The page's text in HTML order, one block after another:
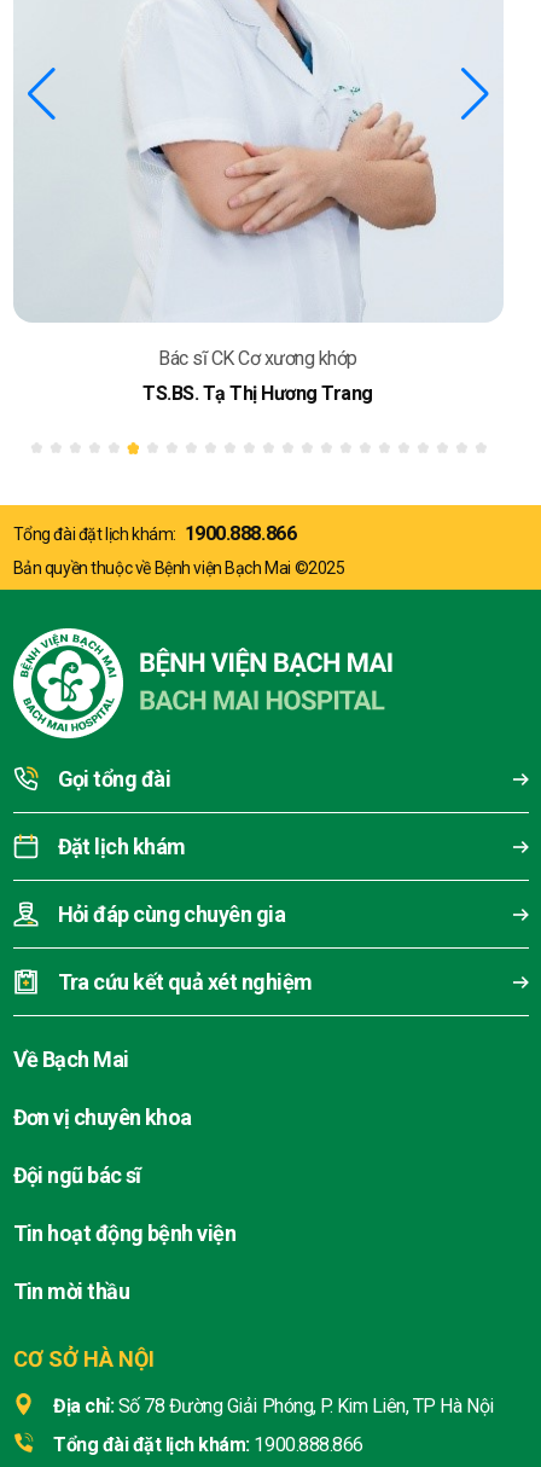
Bác sĩ CK Cơ xương khớp
TS.BS. Tạ Thị Hương Trang
Tổng đài đặt lịch khám: 1900.888.866
Bản quyền thuộc về Bệnh viện Bạch Mai ©2025
CƠ SỞ HÀ NỘI
Địa chỉ: Số 78 Đường Giải Phóng, P. Kim Liên, TP Hà Nội
Tổng đài đặt lịch khám: 1900.888.866
Gọi tổng đài
Đặt lịch khám
Hỏi đáp cùng chuyên gia
Tra cứu kết quả xét nghiệm
Về Bạch Mai
Đơn vị chuyên khoa
Đội ngũ bác sĩ
Tin hoạt động bệnh viện
Tin mời thầu